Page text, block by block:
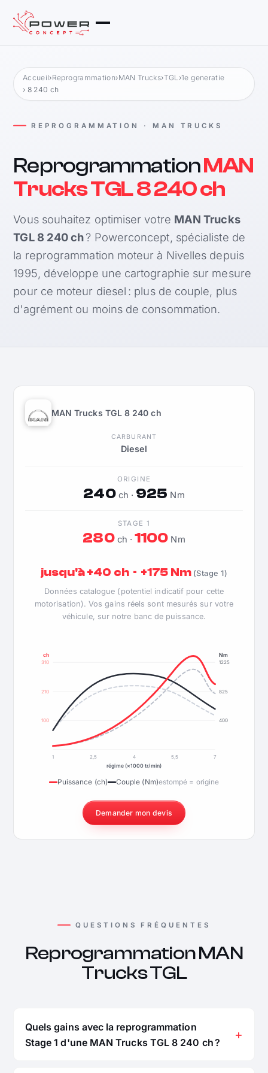
Accueil›Reprogrammation›MAN Trucks›TGL ›1e generatie
› 8 240 ch
REPROGRAMMATION · MAN TRUCKS
ReprogrammationMAN
Trucks TGL 8 240 ch
Vous souhaitez optimiser votre MAN Trucks
TGL 8 240 ch? Powerconcept, spécialiste de
la reprogrammation moteur à Nivelles depuis
1995, développe une cartographie sur mesure
pour ce moteur diesel : plus de couple, plus
d'agrément ou moins de consommation.
MAN Trucks TGL 8 240 ch
CARBURANT
Diesel
ORIGINE
240ch · 925 Nm
STAGE 1
280ch ·1100 Nm
jusqu'à +40 ch · +175 Nm (Stage 1)
Données catalogue (potentiel indicatif pour cette
motorisation). Vos gains réels sont mesurés sur votre
véhicule, sur notre banc de puissance.
100
210
310
400
825
1225
ch Nm
1 2,5 4 5,5
7
régime (×1000 tr/min)
Puissance (ch) Couple (Nm)estompé = origine
Demander mon devis
QUESTIONS FRÉQUENTES
Reprogrammation MAN
Trucks TGL
Quels gains avec la reprogrammation
Stage 1 d'une MAN Trucks TGL 8 240 ch ?